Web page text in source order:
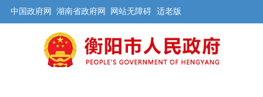
中国政府网 湖南省政府网 网站无障碍 适老版